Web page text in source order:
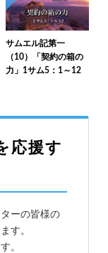
サムエル記第一
（10）「契約の箱の
力」1サム5：1～12
応援す
ーの皆様の
す。
。